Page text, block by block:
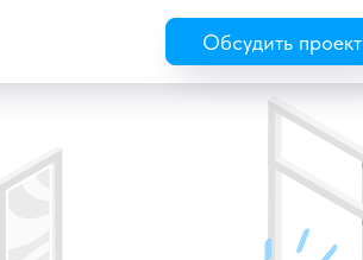
Обсудить проект